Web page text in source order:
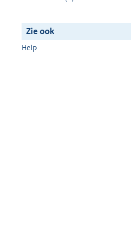
Zie ook
Help